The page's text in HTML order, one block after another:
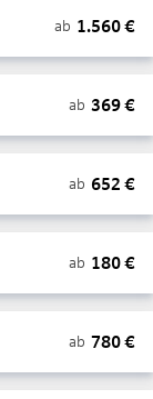
ab 1.560€
ab 369€
ab 652 €
ab 180€
ab 780€